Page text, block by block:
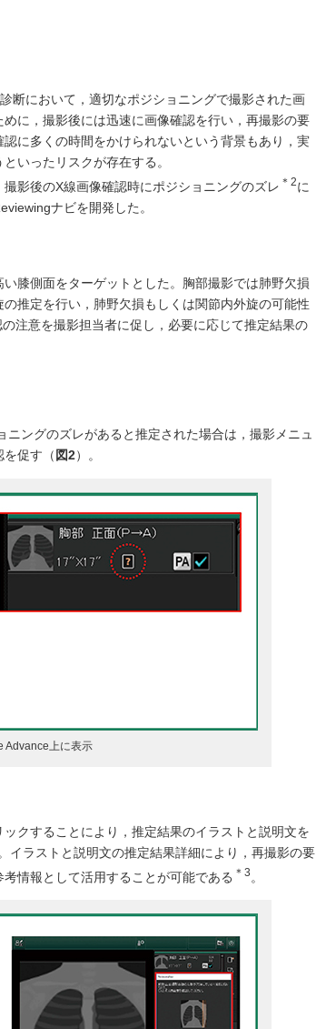
断において，適切なポジショニングで撮影された画
に，撮影後には迅速に画像確認を行い，再撮影の要
に多くの時間をかけられないという背景もあり，実
いったリスクが存在する。
影後のX線画像確認時にポジショニングのズレ ＊2に
ナビを開発した。
膝側面をターゲットとした。胸部撮影では肺野欠損
推定を行い，肺野欠損もしくは関節内外旋の可能性
注意を撮影担当者に促し，必要に応じて推定結果の
ングのズレがあると推定された場合は，撮影メニュ
促す（ 図2）。
上に表示
クすることにより，推定結果のイラストと説明文を
イラストと説明文の推定結果詳細により，再撮影の要
情報として活用することが可能である ＊3 。